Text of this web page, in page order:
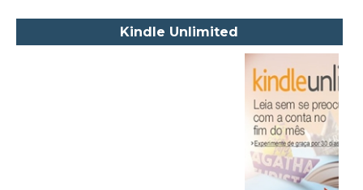
Alexandre Dumas Filho
Kindle Unlimited